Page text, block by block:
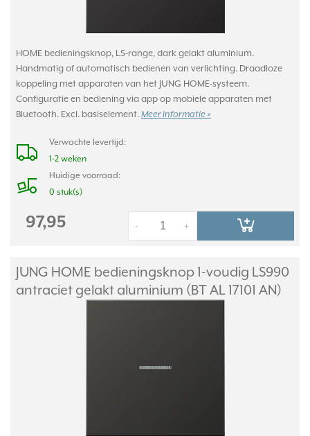
HOME bedieningsknop, LS-range, dark gelakt aluminium.
Handmatig of automatisch bedienen van verlichting. Draadloze
koppeling met apparaten van het JUNG HOME-systeem.
Configuratie en bediening via app op mobiele apparaten met
Bluetooth. Excl. basiselement. Meer informatie »
Verwachte levertijd:
1-2 weken
Huidige voorraad:
0 stuk(s)
97,95 +
-
JUNG HOME bedieningsknop 1-voudig LS990
antraciet gelakt aluminium (BT AL 17101 AN)